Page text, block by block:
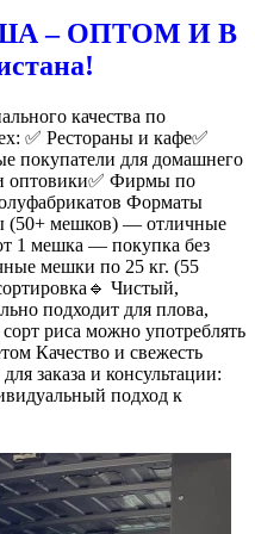
– ОПТОМ И В
качества по
✅ Рестораны и кафе✅
покупатели для домашнего
оптовики✅ Фирмы по
Форматы
(50+ мешков) — отличные
1 мешка — покупка без
мешки по 25 кг. (55
Чистый,
подходит для плова,
риса можно употреблять
Качество и свежесть
заказа и консультации:
подход к